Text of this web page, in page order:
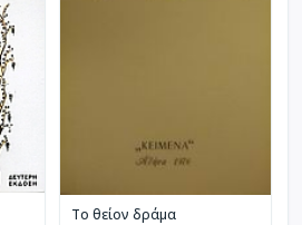
Το θείον δράμα